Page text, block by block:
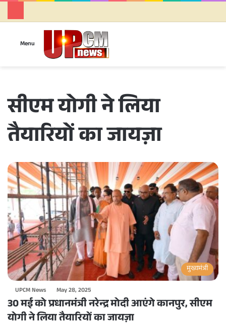
Menu
सीएम योगी ने लिया
तैयारियों का जायज़ा
मुख्यमंत्री
UPCM News May 28, 2025
30 मई को प्रधानमंत्री नरेन्द्र मोदी आएंगे कानपुर, सीएम
योगी ने लिया तैयारियों का जायज़ा